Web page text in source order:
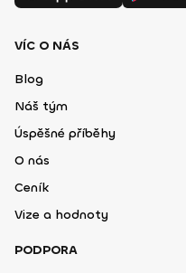
VÍC O NÁS
Blog
Náš tým
Úspěšné příběhy
O nás
Ceník
Vize a hodnoty
PODPORA